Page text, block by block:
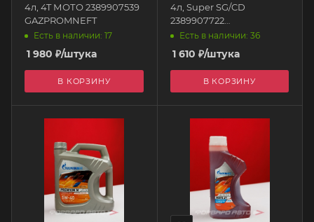
4л, 4T МОТО 2389907539
GAZPROMNEFT
Есть в наличии: 17
1 980 ₽/штука
В КОРЗИНУ
4л, Super SG/CD
2389907722
GAZPROMNEFT
Есть в наличии: 36
1 610 ₽/штука
В КОРЗИНУ